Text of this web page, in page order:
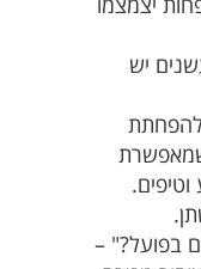
יש
להפחתת
שמאפשרת
בפועל?" –